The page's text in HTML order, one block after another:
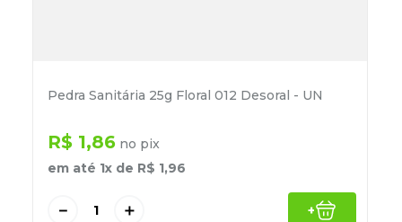
Pedra Sanitária 25g Floral 012 Desoral - UN
R$ 1,86 no pix
em até 1x de R$ 1,96
＋
－ +